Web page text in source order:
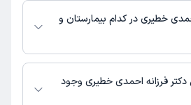
خطیری در کدام بیمارستان و
فرزانه احمدی خطیری در مراکز درمانی در
دکتر فرزانه احمدی خطیری وجود